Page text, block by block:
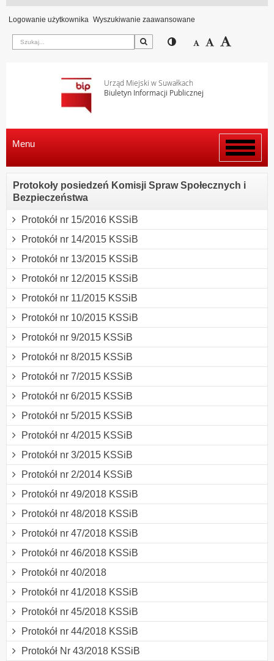
Logowanie użytkownika Wyszukiwanie zaawansowane
Szukaj Przełącz pomiędzy
Zmniejsz
Domyślny
Urząd Miejski w Suwałkach
Biuletyn Informacji Publicznej
Włącz
menu
Menu
Protokoły posiedzeń Komisji Spraw Społecznych i
Bezpieczeństwa
Protokół nr 15/2016 KSSiB
Protokół nr 14/2015 KSSiB
Protokół nr 13/2015 KSSiB
Protokół nr 12/2015 KSSiB
Protokół nr 11/2015 KSSiB
Protokół nr 10/2015 KSSiB
Protokół nr 9/2015 KSSiB
Protokół nr 8/2015 KSSiB
Protokół nr 7/2015 KSSiB
Protokół nr 6/2015 KSSiB
Protokół nr 5/2015 KSSiB
Protokół nr 4/2015 KSSiB
Protokół nr 3/2015 KSSiB
Protokół nr 2/2014 KSSiB
Protokół nr 49/2018 KSSiB
Protokół nr 48/2018 KSSiB
Protokół nr 47/2018 KSSiB
Protokół nr 46/2018 KSSiB
Protokół nr 40/2018
Protokół nr 41/2018 KSSiB
Protokół nr 45/2018 KSSiB
Protokół nr 44/2018 KSSiB
Protokół Nr 43/2018 KSSiB